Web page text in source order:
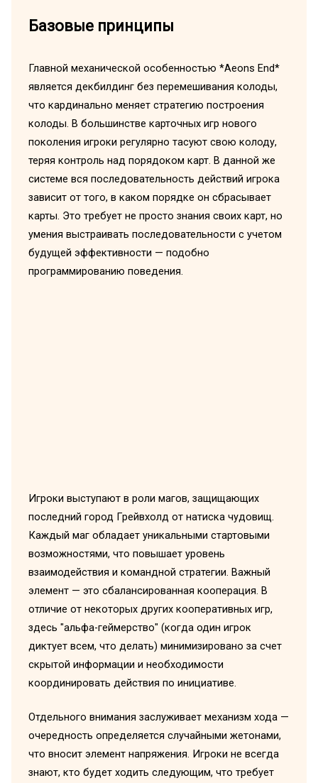
Базовые принципы
Главной механической особенностью *Aeons End*
является декбилдинг без перемешивания колоды,
что кардинально меняет стратегию построения
колоды. В большинстве карточных игр нового
поколения игроки регулярно тасуют свою колоду,
теряя контроль над порядоком карт. В данной же
системе вся последовательность действий игрока
зависит от того, в каком порядке он сбрасывает
карты. Это требует не просто знания своих карт, но
умения выстраивать последовательности с учетом
будущей эффективности — подобно
программированию поведения.
Игроки выступают в роли магов, защищающих
последний город Грейвхолд от натиска чудовищ.
Каждый маг обладает уникальными стартовыми
возможностями, что повышает уровень
взаимодействия и командной стратегии. Важный
элемент — это сбалансированная кооперация. В
отличие от некоторых других кооперативных игр,
здесь "альфа-геймерство" (когда один игрок
диктует всем, что делать) минимизировано за счет
скрытой информации и необходимости
координировать действия по инициативе.
Отдельного внимания заслуживает механизм хода —
очередность определяется случайными жетонами,
что вносит элемент напряжения. Игроки не всегда
знают, кто будет ходить следующим, что требует